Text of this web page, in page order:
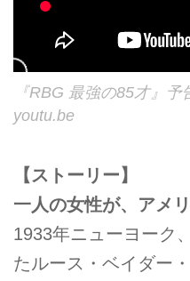
『RBG 最強の85才』
youtu.be
【ストーリー】
一人の女性が、アメ
1933年ニューヨーク
たルース・ベイダー